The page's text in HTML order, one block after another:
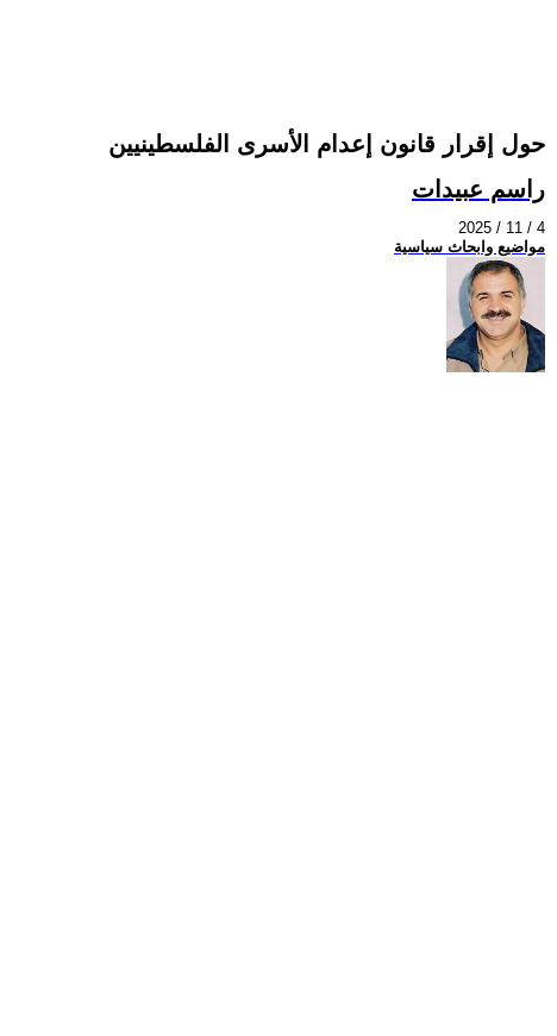
حول إقرار قانون إعدام الأسرى الفلسطينيين
راسم عبيدات
2025 / 11 / 4
مواضيع وابحاث سياسية